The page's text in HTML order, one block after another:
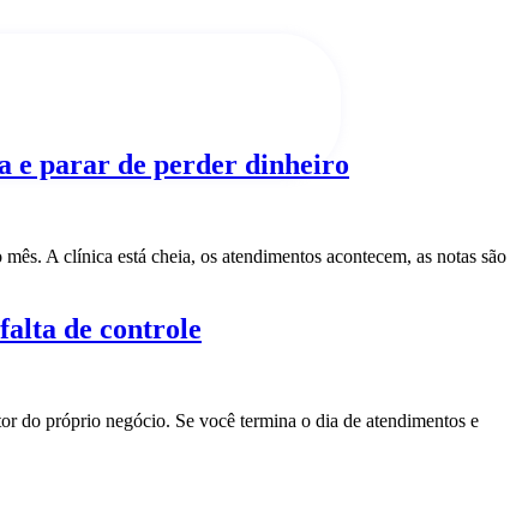
e parar de perder dinheiro
A clínica está cheia, os atendimentos acontecem, as notas são
de controle
do próprio negócio. Se você termina o dia de atendimentos e